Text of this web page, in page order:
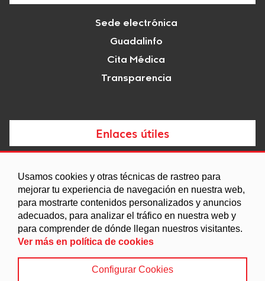
Usamos cookies y otras técnicas de rastreo para
mejorar tu experiencia de navegación en nuestra web,
para mostrarte contenidos personalizados y anuncios
adecuados, para analizar el tráfico en nuestra web y
para comprender de dónde llegan nuestros visitantes.
Ver más en política de cookies
Configurar Cookies
Sede electrónica
Guadalinfo
Cita Médica
Transparencia
Enlaces útiles
Agenda
Ordenanzas
Entidades y asociaciones
Política de Cookies